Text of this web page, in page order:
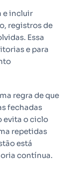
e incluir
registros de
Essa
e para
regra de que
fechadas
evita o ciclo
repetidas
está
contínua.